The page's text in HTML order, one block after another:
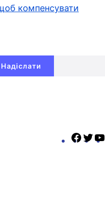
компенсувати